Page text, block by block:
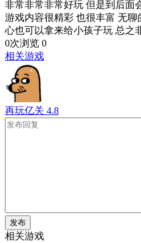
非常非常非常好玩 但是到后面
游戏内容很精彩 也很丰富 无
心也可以拿来给小孩子玩 总之
0次浏览 0
相关游戏
再玩亿关 4.8
发布
相关游戏